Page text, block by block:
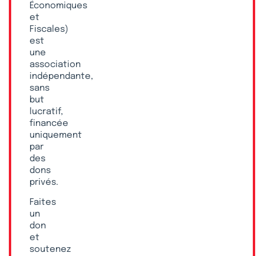
Économiques
et
Fiscales)
est
une
association
indépendante,
sans
but
lucratif,
financée
uniquement
par
des
dons
privés.
Faites
un
don
et
soutenez